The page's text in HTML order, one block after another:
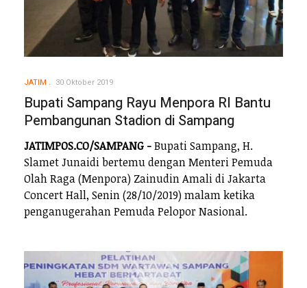
JATIM 30 Oktober 2019
Bupati Sampang Rayu Menpora RI Bantu
Pembangunan Stadion di Sampang
JATIMPOS.CO/SAMPANG -Bupati Sampang, H.
Slamet Junaidi bertemu dengan Menteri Pemuda
Olah Raga (Menpora) Zainudin Amali di Jakarta
Concert Hall, Senin (28/10/2019) malam ketika
penganugerahan Pemuda Pelopor Nasional.